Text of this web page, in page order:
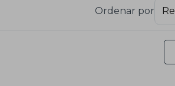
Ordenar por